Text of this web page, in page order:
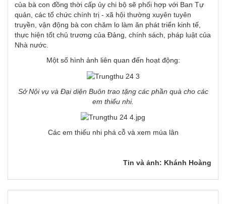
của bà con đồng thời cấp ủy chi bộ sẽ phối hợp với Ban Tự
quản, các tổ chức chính trị - xã hội thường xuyên tuyên
truyền, vận động bà con chăm lo làm ăn phát triển kinh tế,
thực hiện tốt chủ trương của Đảng, chính sách, pháp luật của
Nhà nước.
Một số hình ảnh liên quan đến hoạt động:
Sở Nội vụ và Đại diện Buôn trao tặng các phần quà cho các
em thiếu nhi.
Các em thiếu nhi phá cỗ và xem múa lân
Tin và ảnh: Khánh Hoàng